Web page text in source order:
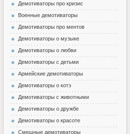
Демотиваторы про кризис
Военные демотиваторы
Демотиваторы про ментов
Демотиваторы о музыке
Демотиваторы о любви
Демотиваторы с детьми
Армейские демотиваторы
Демотиваторы о котэ
Демотиваторы с животными
Демотиваторы о дружбе
Демотиваторы о красоте
Смешные демотиваторы